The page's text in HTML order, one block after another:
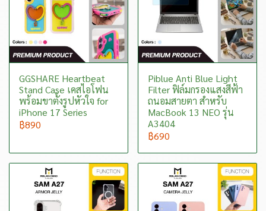
GGSHARE Heartbeat
Stand Case เคสไอโฟน
พร้อมขาตั้งรูปหัวใจ for
iPhone 17 Series
฿890
Piblue Anti Blue Light
Filter ฟิล์มกรองแสงสีฟ้า
ถนอมสายตา สำหรับ
MacBook 13 NEO รุ่น
A3404
฿690